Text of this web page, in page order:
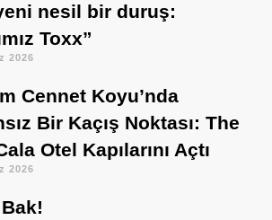
nesil bir duruş:
Toxx”
2026
Cennet Koyu’nda
Bir Kaçış Noktası: The
Otel Kapılarını Açtı
2026